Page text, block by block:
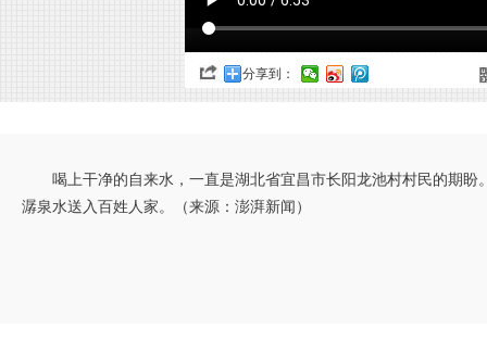
分享到：
喝上干净的自来水，一直是湖北省宜昌市长阳龙池村村民的期
潺泉水送入百姓人家。（来源：澎湃新闻）